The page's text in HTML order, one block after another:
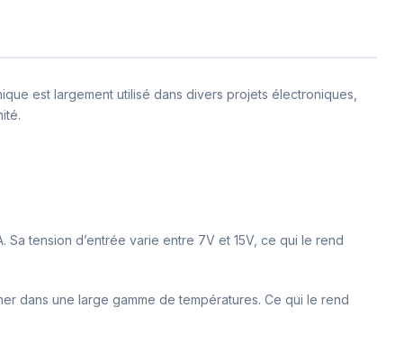
est largement utilisé dans divers projets électroniques,
tension d’entrée varie entre 7V et 15V, ce qui le rend
dans une large gamme de températures. Ce qui le rend